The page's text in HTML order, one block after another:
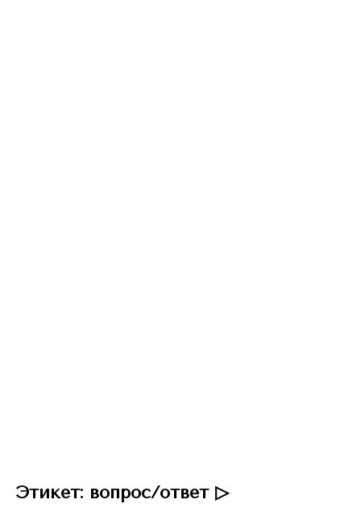
Этикет: вопрос/ответ ▷